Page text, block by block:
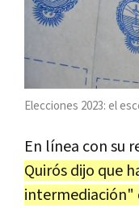
Elecciones 2023: el
En línea con su
Quirós dijo que
intermediación"